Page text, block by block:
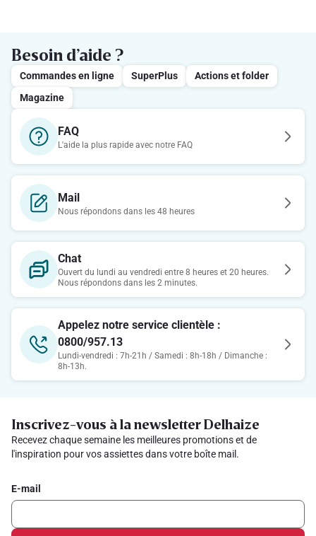
Besoin d’aide ?
Commandes en ligne SuperPlus
Actions et folder
Magazine
FAQ
L'aide la plus rapide avec notre FAQ
Mail
Nous répondons dans les 48 heures
Chat
Ouvert du lundi au vendredi entre 8 heures et 20 heures.
Nous répondons dans les 2 minutes.
Appelez notre service clientèle :
0800/957.13
Lundi-vendredi : 7h-21h / Samedi : 8h-18h / Dimanche :
8h-13h.
Inscrivez-vous à la newsletter Delhaize
Recevez chaque semaine les meilleures promotions et de
l'inspiration pour vos assiettes dans votre boîte mail.
E-mail